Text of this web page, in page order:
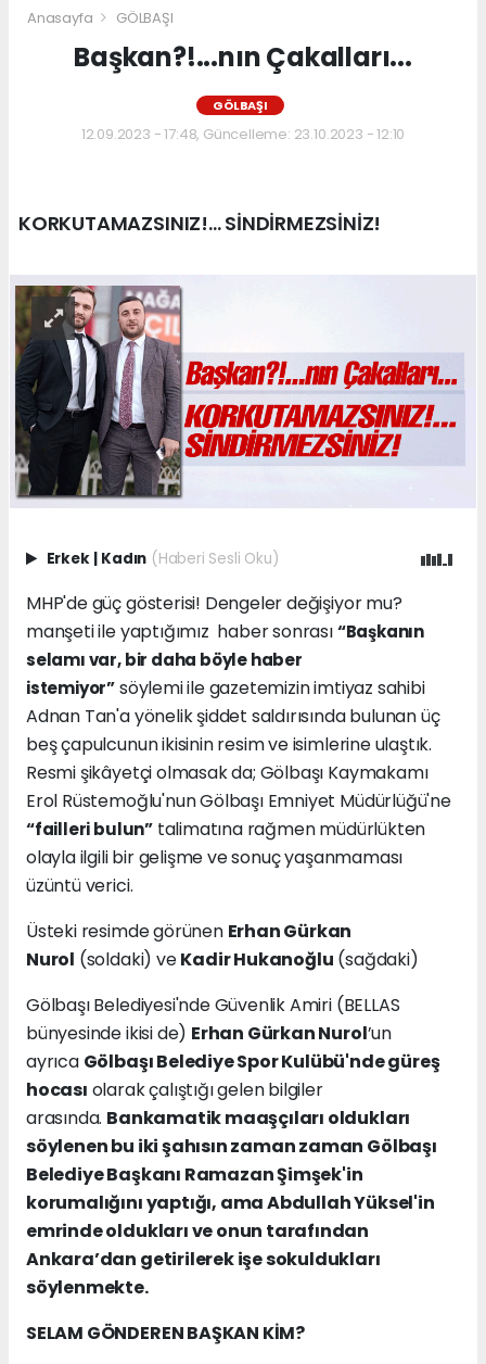
Anasayfa GÖLBAŞI
Başkan?!...nın Çakalları...
GÖLBAŞI
12.09.2023 - 17:48, Güncelleme: 23.10.2023 - 12:10
KORKUTAMAZSINIZ!... SİNDİRMEZSİNİZ!
Erkek | Kadın (Haberi Sesli Oku)
MHP'de güç gösterisi! Dengeler değişiyor mu?
manşeti ile yaptığımız haber sonrası“Başkanın
selamı var, bir daha böyle haber
istemiyor”söylemi ile gazetemizin imtiyaz sahibi
Adnan Tan'a yönelik şiddet saldırısında bulunan üç
beş çapulcunun ikisinin resim ve isimlerine ulaştık.
Resmi şikâyetçi olmasak da; Gölbaşı Kaymakamı
Erol Rüstemoğlu'nun Gölbaşı Emniyet Müdürlüğü'ne
“failleri bulun”talimatına rağmen müdürlükten
olayla ilgili bir gelişme ve sonuç yaşanmaması
üzüntü verici.
Üsteki resimde görünen Erhan Gürkan
Nurol (soldaki) veKadir Hukanoğlu (sağdaki)
Gölbaşı Belediyesi'nde Güvenlik Amiri (BELLAS
bünyesinde ikisi de) Erhan Gürkan Nurol’un
ayrıca Gölbaşı Belediye Spor Kulübü'nde güreş
hocası olarak çalıştığı gelen bilgiler
arasında. Bankamatik maaşçıları oldukları
söylenen bu iki şahısın zaman zaman Gölbaşı
Belediye Başkanı Ramazan Şimşek'in
korumalığını yaptığı, ama Abdullah Yüksel'in
emrinde oldukları ve onun tarafından
Ankara’dan getirilerek işe sokuldukları
söylenmekte.
SELAM GÖNDEREN BAŞKAN KİM?